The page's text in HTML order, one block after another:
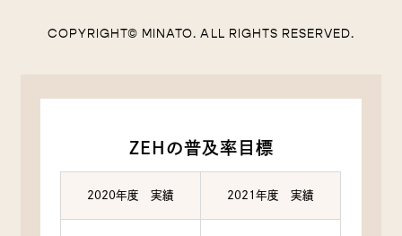
COPYRIGHT© MINATO. ALL RIGHTS RESERVED.
ZEHの普及率目標
2020年度 実績 2021年度 実績